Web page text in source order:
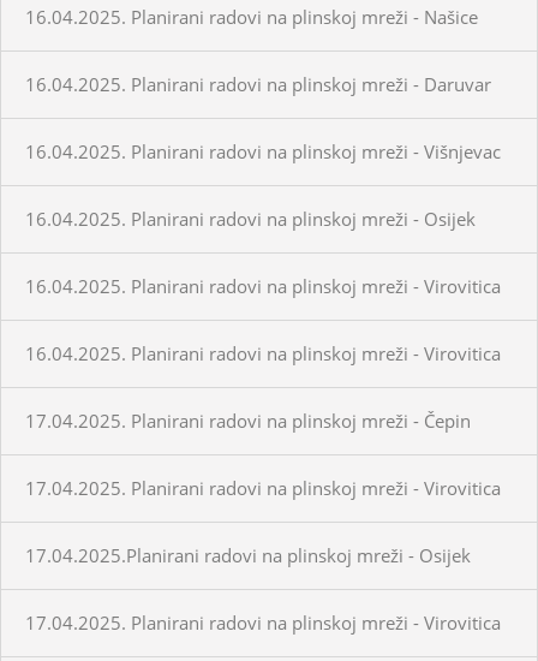
16.04.2025. Planirani radovi na plinskoj mreži - Našice
16.04.2025. Planirani radovi na plinskoj mreži - Daruvar
16.04.2025. Planirani radovi na plinskoj mreži - Višnjevac
16.04.2025. Planirani radovi na plinskoj mreži - Osijek
16.04.2025. Planirani radovi na plinskoj mreži - Virovitica
16.04.2025. Planirani radovi na plinskoj mreži - Virovitica
17.04.2025. Planirani radovi na plinskoj mreži - Čepin
17.04.2025. Planirani radovi na plinskoj mreži - Virovitica
17.04.2025.Planirani radovi na plinskoj mreži - Osijek
17.04.2025. Planirani radovi na plinskoj mreži - Virovitica